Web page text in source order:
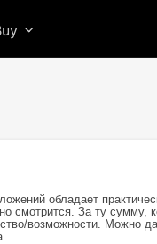
обладает
смотрится. За ту сумму,
возможности. Можно